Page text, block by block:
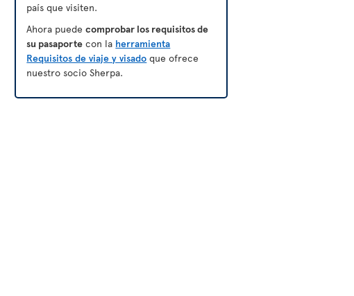
país que visiten.
Ahora puedecomprobar los requisitos de
su pasaporte con la herramienta
Requisitos de viaje y visado que ofrece
nuestro socio Sherpa.